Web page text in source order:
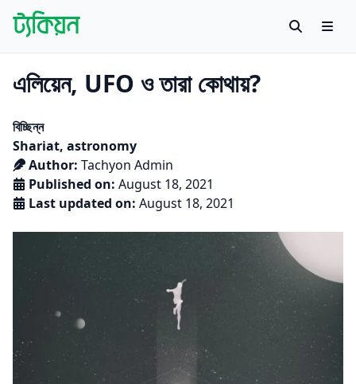
Skip to content
Tachyon
বাংলায় বিজ্ঞান গবেষণায় প্রথম উন্মুক্ত প্ল্যাটফর্ম
এলিয়েন, UFO ও তারা কোথায়?
Posted in
বিচ্ছিন্ন
Tags:
Shariat, astronomy
Author: Tachyon Admin
Published on: August 18, 2021
Last updated on: August 18, 2021